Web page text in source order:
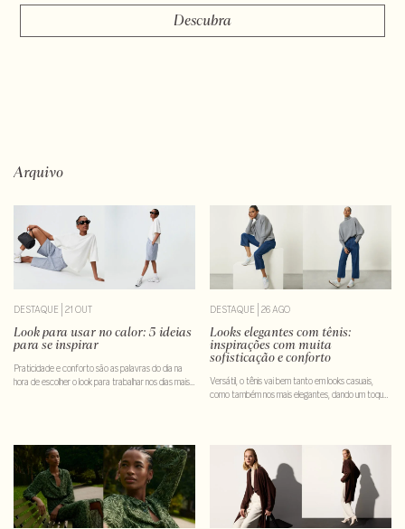
Descubra
Arquivo
DESTAQUE 21 OUT
Look para usar no calor: 5 ideias
para se inspirar
Praticidade e conforto são as palavras do dia na
hora de escolher o look para trabalhar nos dias mais
DESTAQUE 26 AGO
Looks elegantes com tênis:
inspirações com muita
sofisticação e conforto
Versátil, o tênis vai bem tanto em looks casuais,
como também nos mais elegantes, dando um toque